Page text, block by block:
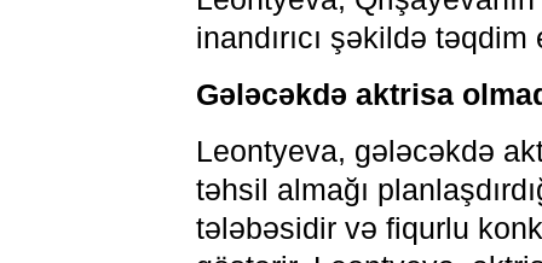
inandırıcı şəkildə
Gələcəkdə aktrisa
Leontyeva, gələcəkdə
təhsil almağı
tələbəsidir və fiqurlu